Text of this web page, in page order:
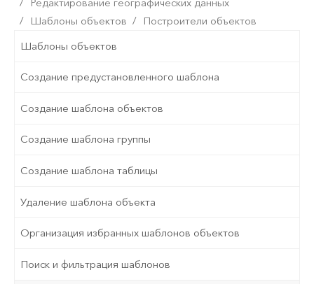
Редактирование географических данных
Шаблоны объектов
Построители объектов
Шаблоны объектов
Создание предустановленного шаблона
Создание шаблона объектов
Создание шаблона группы
Создание шаблона таблицы
Удаление шаблона объекта
Организация избранных шаблонов объектов
Поиск и фильтрация шаблонов